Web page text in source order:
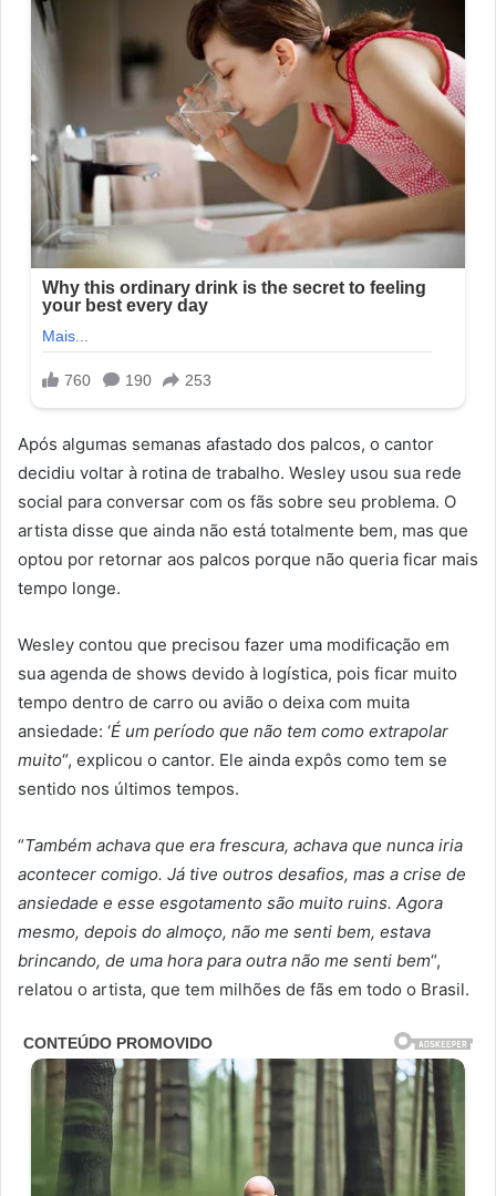
Após algumas semanas afastado dos palcos, o cantor
decidiu voltar à rotina de trabalho. Wesley usou sua rede
social para conversar com os fãs sobre seu problema. O
artista disse que ainda não está totalmente bem, mas que
optou por retornar aos palcos porque não queria ficar mais
tempo longe.
Wesley contou que precisou fazer uma modificação em
sua agenda de shows devido à logística, pois ficar muito
tempo dentro de carro ou avião o deixa com muita
ansiedade: ‘É um período que não tem como extrapolar
muito“, explicou o cantor. Ele ainda expôs como tem se
sentido nos últimos tempos.
“Também achava que era frescura, achava que nunca iria
acontecer comigo. Já tive outros desafios, mas a crise de
ansiedade e esse esgotamento são muito ruins. Agora
mesmo, depois do almoço, não me senti bem, estava
brincando, de uma hora para outra não me senti bem“,
relatou o artista, que tem milhões de fãs em todo o Brasil.